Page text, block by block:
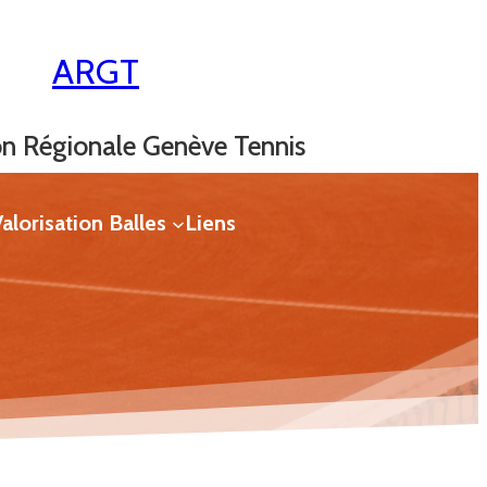
ARGT
Régionale Genève Tennis
Balles Liens